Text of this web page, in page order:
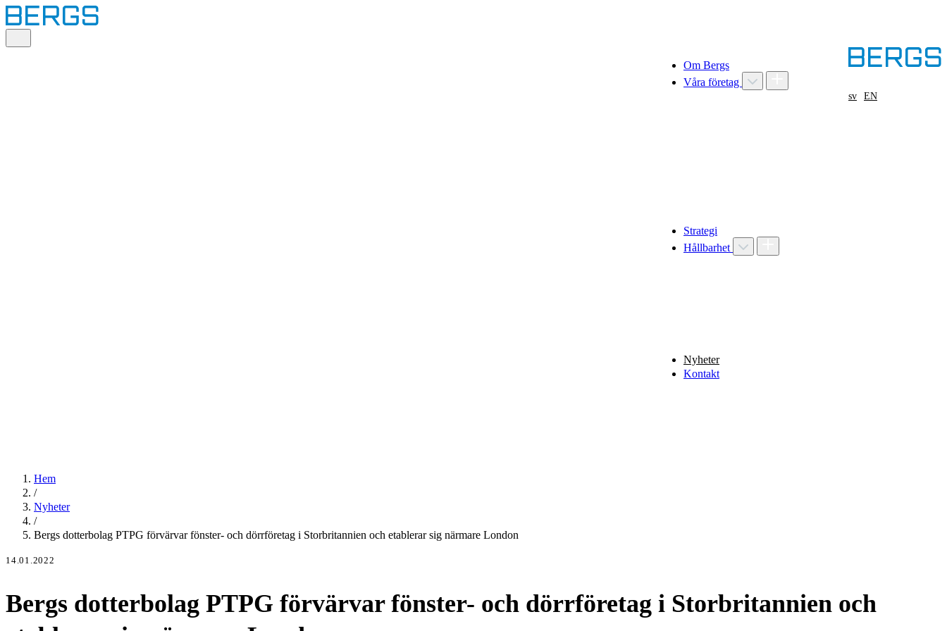
Om Bergs
Våra företag
Strategi
Hållbarhet
Nyheter
Kontakt
sv EN
Hem
/
Nyheter
/
Bergs dotterbolag PTPG förvärvar fönster- och dörrföretag i Storbritannien och etablerar sig närmare London
14.01.2022
Bergs dotterbolag PTPG förvärvar fönster- och dörrföretag i Storbritannien och